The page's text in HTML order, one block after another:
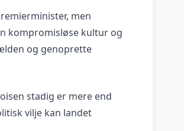
men
kompromisløse kultur og
og genoprette
stadig er mere end
vilje kan landet